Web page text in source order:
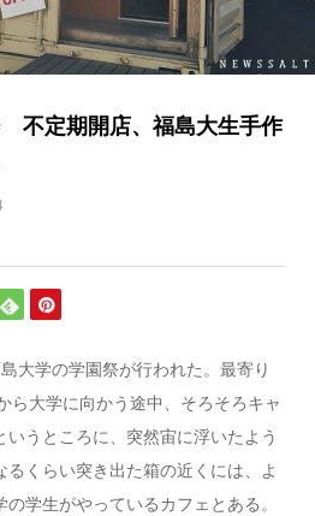
不定期開店、福島大生手作
大学の学園祭が行われた。最寄り
ら大学に向かう途中、そろそろキャ
いうところに、突然宙に浮いたよう
くらい突き出た箱の近くには、よ
学生がやっているカフェとある。